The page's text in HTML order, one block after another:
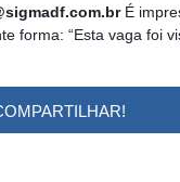
É
forma: “Esta vaga foi